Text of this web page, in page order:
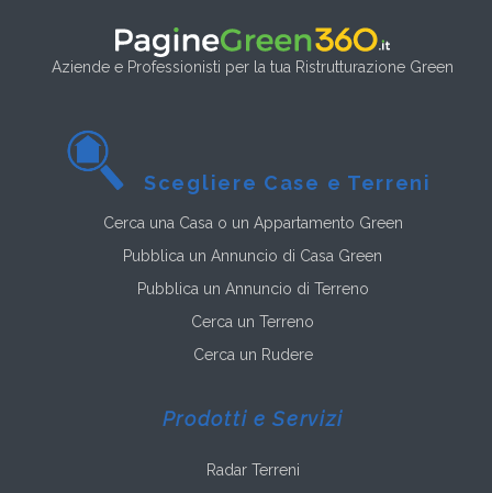
Aziende e Professionisti per la tua Ristrutturazione Green
Scegliere Case e Terreni
Cerca una Casa o un Appartamento Green
Pubblica un Annuncio di Casa Green
Pubblica un Annuncio di Terreno
Cerca un Terreno
Cerca un Rudere
Prodotti e Servizi
Radar Terreni